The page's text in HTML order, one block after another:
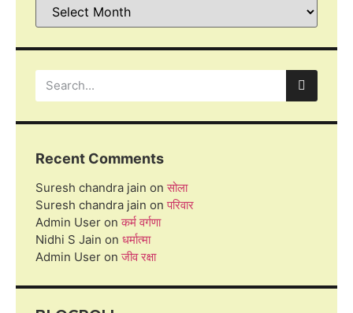
Recent Comments
Suresh chandra jain onसोला
Suresh chandra jain onपरिवार
Admin User onकर्म वर्गणा
Nidhi S Jain on धर्मात्मा
Admin User onजीव रक्षा